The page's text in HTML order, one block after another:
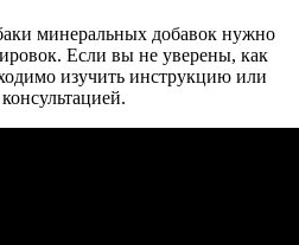
минеральных добавок нужно
Если вы не уверены, как
изучить инструкцию или